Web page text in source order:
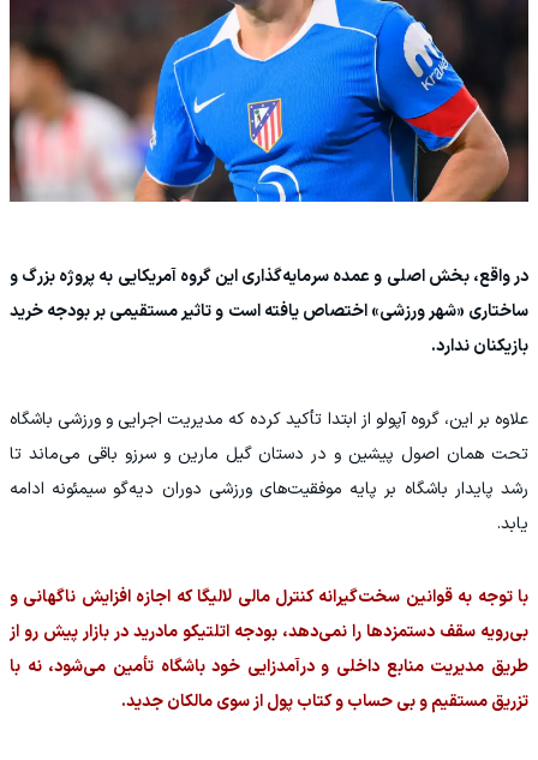
در واقع، بخش اصلی و عمده سرمایه‌گذاری این گروه آمریکایی به پروژه بزرگ و
ساختاری «شهر ورزشی» اختصاص یافته است و تاثیر مستقیمی بر بودجه خرید
بازیکنان ندارد.
علاوه بر این، گروه آپولو از ابتدا تأکید کرده که مدیریت اجرایی و ورزشی باشگاه
تحت همان اصول پیشین و در دستان گیل مارین و سرزو باقی می‌ماند تا
رشد پایدار باشگاه بر پایه موفقیت‌های ورزشی دوران دیه‌گو سیمئونه ادامه
یابد.
با توجه به قوانین سخت‌گیرانه کنترل مالی لالیگا که اجازه افزایش ناگهانی و
بی‌رویه سقف دستمزدها را نمی‌دهد، بودجه اتلتیکو مادرید در بازار پیش رو از
طریق مدیریت منابع داخلی و درآمدزایی خود باشگاه تأمین می‌شود، نه با
تزریق مستقیم و بی حساب و کتاب پول از سوی مالکان جدید.